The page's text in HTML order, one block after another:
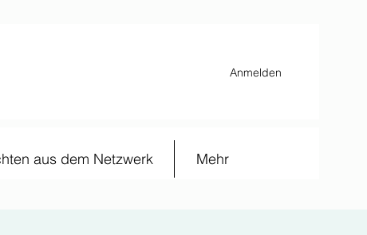
Anmelden
aus dem Netzwerk Mehr